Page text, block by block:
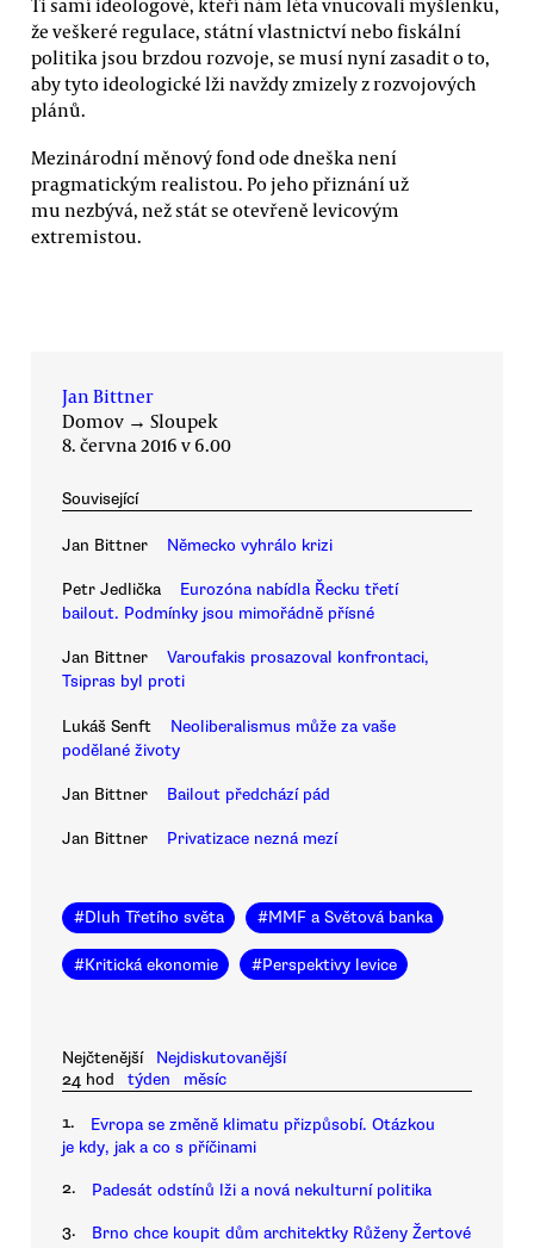
Ti samí ideologové, kteří nám léta vnucovali myšlenku,
že veškeré regulace, státní vlastnictví nebo fiskální
politika jsou brzdou rozvoje, se musí nyní zasadit o to,
aby tyto ideologické lži navždy zmizely z rozvojových
plánů.
Mezinárodní měnový fond ode dneška není
pragmatickým realistou. Po jeho přiznání už
mu nezbývá, než stát se otevřeně levicovým
extremistou.
Jan Bittner
Domov → Sloupek
8. června 2016 v 6.00
Související
Jan Bittner Německo vyhrálo krizi
Petr Jedlička
Eurozóna nabídla Řecku třetí
bailout. Podmínky jsou mimořádně přísné
Jan Bittner
Varoufakis prosazoval konfrontaci,
Tsipras byl proti
Lukáš Senft
Neoliberalismus může za vaše
podělané životy
Jan Bittner Bailout předchází pád
Jan Bittner Privatizace nezná mezí
#Dluh Třetího světa #MMF a Světová banka
#Kritická ekonomie #Perspektivy levice
Nejčtenější
Nejdiskutovanější
24 hod
týden měsíc
1.
Evropa se změně klimatu přizpůsobí. Otázkou
je kdy, jak a co s příčinami
2. Padesát odstínů lži a nová nekulturní politika
3. Brno chce koupit dům architektky Růženy Žertové